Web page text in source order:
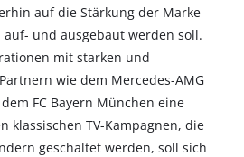
auf die Stärkung der Marke
und ausgebaut werden soll.
mit starken und
wie dem Mercedes-AMG
dem FC Bayern München eine
klassischen TV-Kampagnen, die
geschaltet werden, soll sich